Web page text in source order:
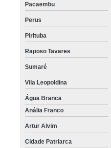
Pacaembu
Perus
Pirituba
Raposo Tavares
Sumaré
Vila Leopoldina
Água Branca
Anália Franco
Artur Alvim
Cidade Patriarca